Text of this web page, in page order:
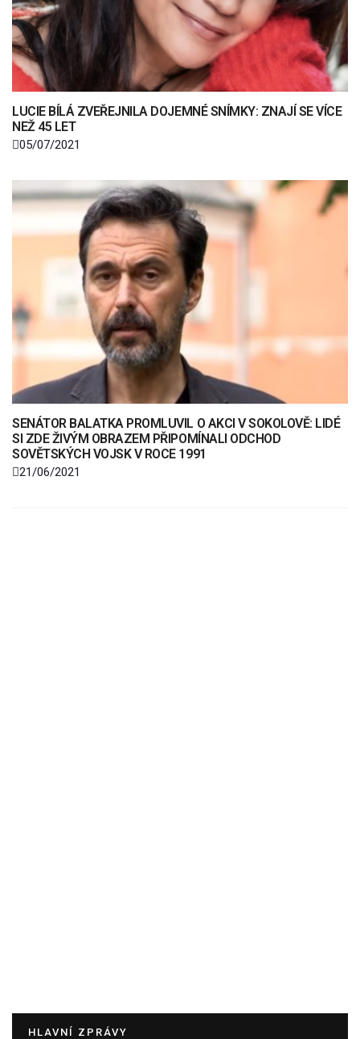
LUCIE BÍLÁ ZVEŘEJNILA DOJEMNÉ SNÍMKY: ZNAJÍ SE VÍCE
NEŽ 45 LET
05/07/2021
SENÁTOR BALATKA PROMLUVIL O AKCI V SOKOLOVĚ: LIDÉ
SI ZDE ŽIVÝM OBRAZEM PŘIPOMÍNALI ODCHOD
SOVĚTSKÝCH VOJSK V ROCE 1991
21/06/2021
HLAVNÍ ZPRÁVY